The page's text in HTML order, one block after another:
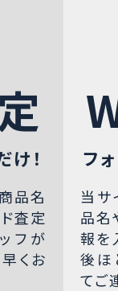
！
品名
査定
フが
くお
フ
当サ
品名
報を
後ほ
てご